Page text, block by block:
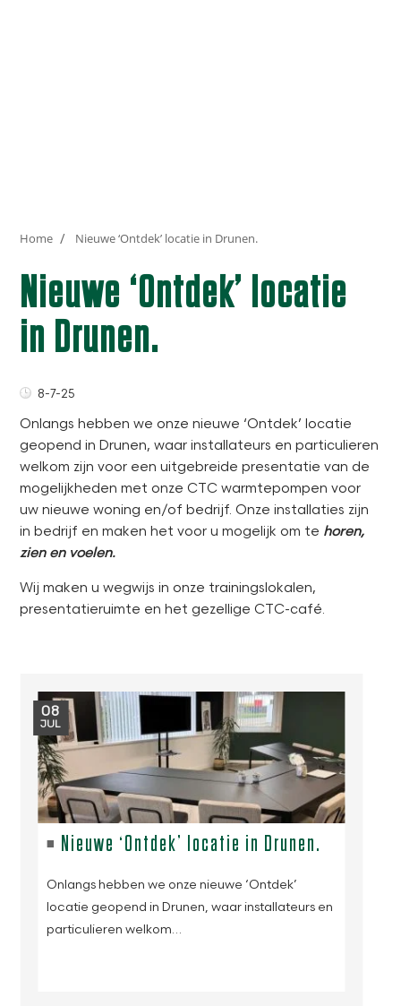
Home Nieuwe ‘Ontdek’ locatie in Drunen.
Nieuwe ‘Ontdek’ locatie
in Drunen.
8-7-25
Onlangs hebben we onze nieuwe ‘Ontdek’ locatie
geopend in Drunen, waar installateurs en particulieren
welkom zijn voor een uitgebreide presentatie van de
mogelijkheden met onze CTC warmtepompen voor
uw nieuwe woning en/of bedrijf. Onze installaties zijn
in bedrijf en maken het voor u mogelijk om te horen,
zien en voelen.
Wij maken u wegwijs in onze trainingslokalen,
presentatieruimte en het gezellige CTC-café.
08
JUL
Nieuwe ‘Ontdek’ locatie in Drunen.
Onlangs hebben we onze nieuwe ‘Ontdek’
locatie geopend in Drunen, waar installateurs en
particulieren welkom…